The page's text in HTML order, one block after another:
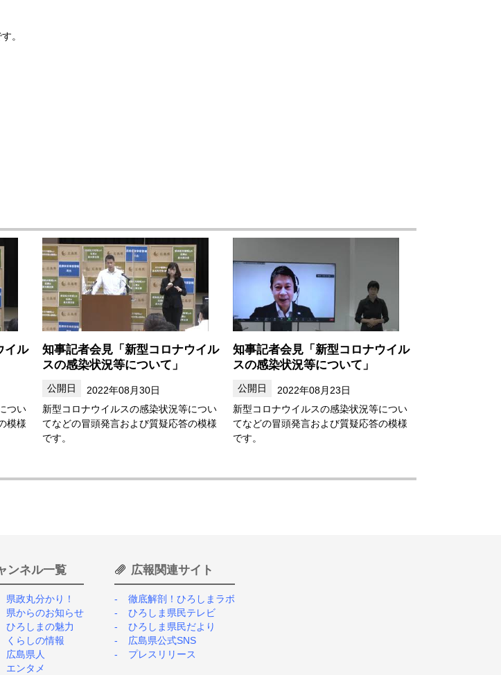
。
イル
つい
模様
知事記者会見「新型コロナウイル
スの感染状況等について」
2022年08月30日
新型コロナウイルスの感染状況等につい
てなどの冒頭発言および質疑応答の模様
です。
知事記者会見「新型コロナウイル
スの感染状況等について」
2022年08月23日
新型コロナウイルスの感染状況等につい
てなどの冒頭発言および質疑応答の模様
です。
ンネル一覧
政丸分かり！
からのお知らせ
ろしまの魅力
らしの情報
島県人
ンタメ
広報関連サイト
徹底解剖！ひろしまラボ
ひろしま県民テレビ
ひろしま県民だより
広島県公式SNS
プレスリリース